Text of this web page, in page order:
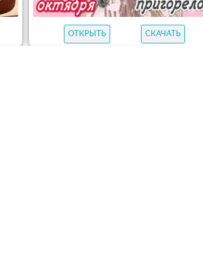
ОТКРЫТЬ СКАЧАТЬ